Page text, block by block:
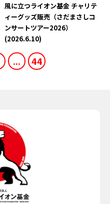
風に立つライオン基金 チャリテ
ィーグッズ販売（さだまさしコ
ンサートツアー2026）
(2026.6.10)
... 44